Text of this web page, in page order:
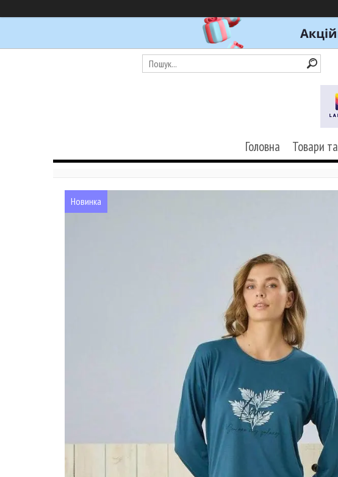
Головна Товари
Новинка